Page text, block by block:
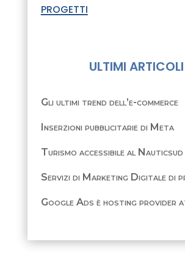
progetti
ULTIMI ARTICOLI
Gli ultimi trend dell’e-commerce
Inserzioni pubblicitarie di Meta
Turismo accessibile al Nauticsud
Servizi di Marketing Digitale di
Google Ads è hosting provider